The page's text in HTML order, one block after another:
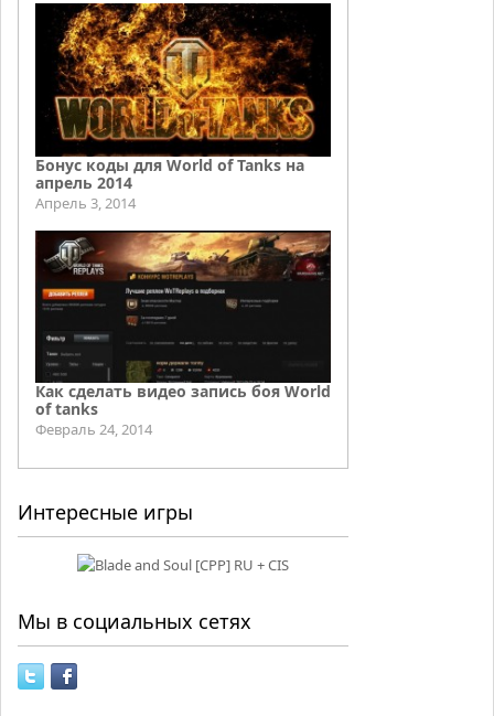
Бонус коды для World of Tanks на
апрель 2014
Апрель 3, 2014
Как сделать видео запись боя World
of tanks
Февраль 24, 2014
Интересные игры
Мы в социальных сетях